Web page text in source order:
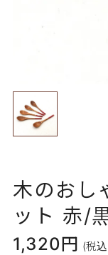
木のおし
ット 赤/
1,320円 (税